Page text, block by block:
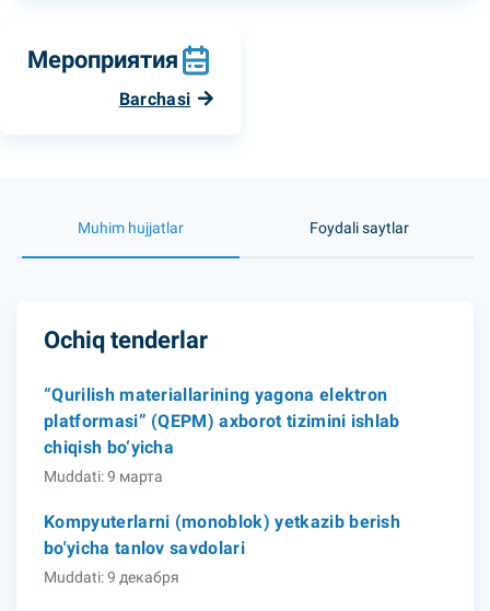
Мероприятия
Barchasi
Muhim hujjatlar Foydali saytlar
Ochiq tenderlar
“Qurilish materiallarining yagona elektron
platformasi” (QEPM) axborot tizimini ishlab
chiqish bo‘yicha
Muddati: 9 марта
Kompyuterlarni (monoblok) yetkazib berish
bo'yicha tanlov savdolari
Muddati: 9 декабря